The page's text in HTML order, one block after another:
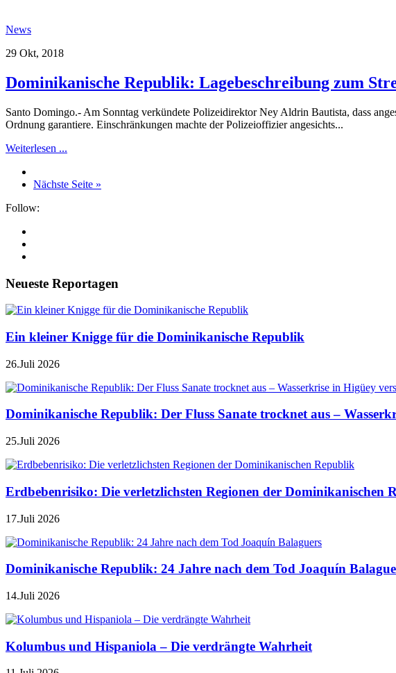
News
29 Okt, 2018
Dominikanische Republik: Lagebeschreibung zum
Santo Domingo.- Am Sonntag verkündete Polizeidirektor Ney Aldrin Bautista, dass
Ordnung garantiere. Einschränkungen machte der Polizeioffizier angesichts...
Weiterlesen ...
Nächste Seite »
Follow:
Neueste Reportagen
Ein kleiner Knigge für die Dominikanische Republik
26.Juli 2026
Dominikanische Republik: Der Fluss Sanate trocknet aus –
25.Juli 2026
Erdbebenrisiko: Die verletzlichsten Regionen der Dominikanischen
17.Juli 2026
Dominikanische Republik: 24 Jahre nach dem Tod Joaquín
14.Juli 2026
Kolumbus und Hispaniola – Die verdrängte Wahrheit